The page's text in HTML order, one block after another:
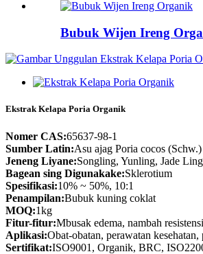
Bubuk Wijen Ireng
Ekstrak Kelapa Poria Organik
Nomer CAS:65637-98-1
Sumber Latin:Asu ajag Poria cocos (Schw.)
Jeneng Liyane:Songling, Yunling, Jade Ling
Bagean sing Digunakake:Sklerotium
Spesifikasi:10% ~ 50%, 10:1
Penampilan:Bubuk kuning coklat
MOQ:1kg
Fitur-fitur:Mbusak edema, nambah
Aplikasi:Obat-obatan, perawatan kesehatan,
Sertifikat:ISO9001, Organik, BRC,